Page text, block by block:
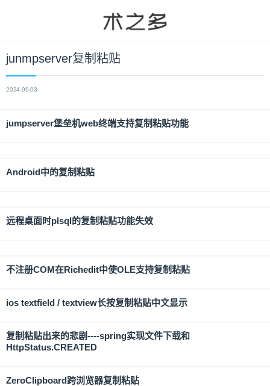
junmpserver复制粘贴
2024-09-03
jumpserver堡垒机web终端支持复制粘贴功能
Android中的复制粘贴
远程桌面时plsql的复制粘贴功能失效
不注册COM在Richedit中使OLE支持复制粘贴
ios textfield / textview长按复制粘贴中文显示
复制粘贴出来的悲剧----spring实现文件下载和
HttpStatus.CREATED
ZeroClipboard跨浏览器复制粘贴